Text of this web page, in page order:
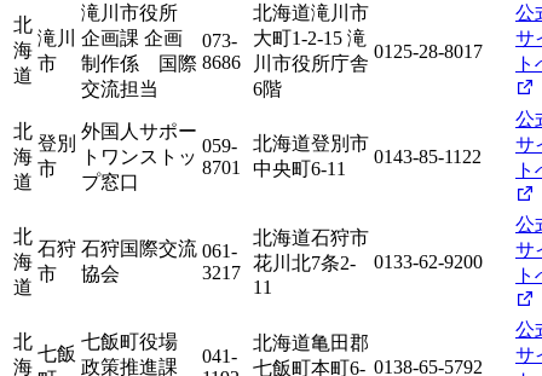
北
海
道
滝川
市
滝川市役所
企画課 企画
制作係 国際
交流担当
073-
8686
北海道滝川市
大町1-2-15 滝
川市役所庁舎
6階
0125-28-8017
公
サ
ト
北
海
道
登別
市
外国人サポー
トワンストッ
プ窓口
059-
8701
北海道登別市
中央町6-11
0143-85-1122
公
サ
ト
北
海
道
石狩
市
石狩国際交流
協会
061-
3217
北海道石狩市
花川北7条2-
11
0133-62-9200
公
サ
ト
北
海
七飯
七飯町役場
政策推進課
041-
北海道亀田郡
七飯町本町6- 0138-65-5792
公
サ